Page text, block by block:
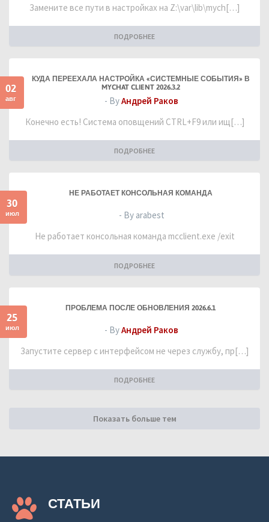
Замените все пути в настройках на Z:\var\lib\mych[…]
ПОДРОБНЕЕ
02
авг
КУДА ПЕРЕЕХАЛА НАСТРОЙКА «СИСТЕМНЫЕ СОБЫТИЯ» В
MYCHAT CLIENT 2026.3.2
- ByАндрей Раков
Конечно есть! Система оповщений CTRL+F9 или ищ[…]
ПОДРОБНЕЕ
30
июл
НЕ РАБОТАЕТ КОНСОЛЬНАЯ КОМАНДА
- By arabest
Не работает консольная команда mcclient.exe /exit
ПОДРОБНЕЕ
25
июл
ПРОБЛЕМА ПОСЛЕ ОБНОВЛЕНИЯ 2026.6.1
- ByАндрей Раков
Запустите сервер с интерфейсом не через службу, пр[…]
ПОДРОБНЕЕ
Показать больше тем
СТАТЬИ